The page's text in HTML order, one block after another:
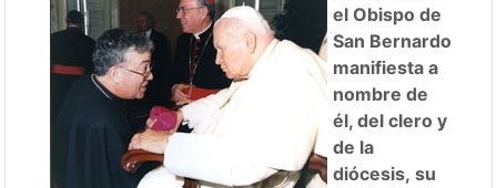
el Obispo de
San Bernardo
manifiesta a
nombre de
él, del clero y
de la
diócesis, su